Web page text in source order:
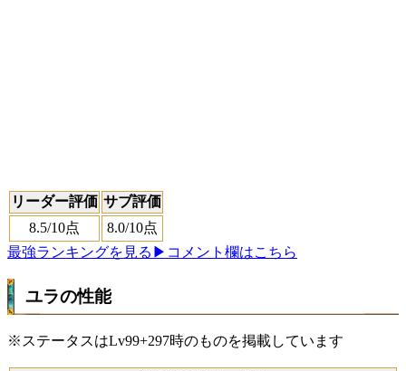
リーダー評価 サブ評価
8.5/10点 8.0/10点
最強ランキングを見る ▶コメント欄はこちら
ユラの性能
※ステータスはLv99+297時のものを掲載しています